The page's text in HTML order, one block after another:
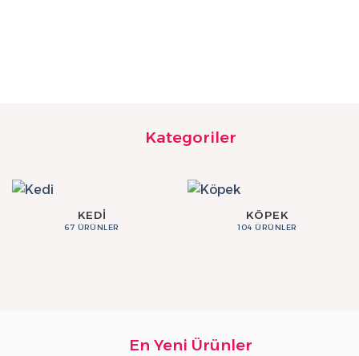
Kategoriler
KEDI
67 ÜRÜNLER
KÖPEK
104 ÜRÜNLER
En Yeni Ürünler